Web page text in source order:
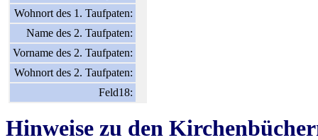
Wohnort des 1. Taufpaten:
Name des 2. Taufpaten:
Vorname des 2. Taufpaten:
Wohnort des 2. Taufpaten:
Feld18:
Hinweise zu den